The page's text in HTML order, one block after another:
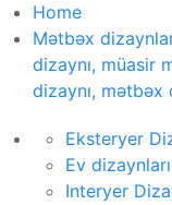
Home
Mətbəx
dizaynı, müasir
dizaynı, mətbəx
Eksteryer
Ev dizaynları
Interyer